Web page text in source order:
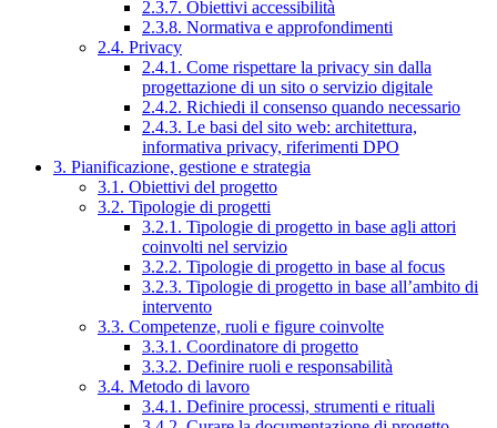
2.3.7. Obiettivi accessibilità
2.3.8. Normativa e approfondimenti
2.4. Privacy
2.4.1. Come rispettare la privacy sin dalla
progettazione di un sito o servizio digitale
2.4.2. Richiedi il consenso quando necessario
2.4.3. Le basi del sito web: architettura,
informativa privacy, riferimenti DPO
3. Pianificazione, gestione e strategia
3.1. Obiettivi del progetto
3.2. Tipologie di progetti
3.2.1. Tipologie di progetto in base agli attori
coinvolti nel servizio
3.2.2. Tipologie di progetto in base al focus
3.2.3. Tipologie di progetto in base all’ambito di
intervento
3.3. Competenze, ruoli e figure coinvolte
3.3.1. Coordinatore di progetto
3.3.2. Definire ruoli e responsabilità
3.4. Metodo di lavoro
3.4.1. Definire processi, strumenti e rituali